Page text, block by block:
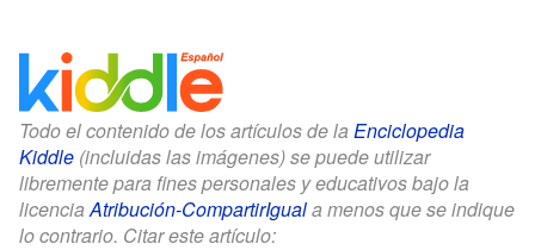
Todo el contenido de los artículos de la Enciclopedia
Kiddle (incluidas las imágenes) se puede utilizar
libremente para fines personales y educativos bajo la
licenciaAtribución-CompartirIguala menos que se indique
lo contrario. Citar este artículo: